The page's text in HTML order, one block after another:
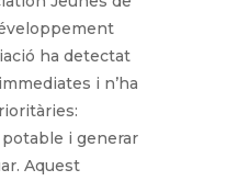
ha detectat
i n’ha
potable i generar
Aquest